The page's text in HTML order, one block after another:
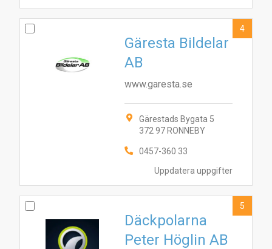
Uppdatera uppgifter
Gäresta Bildelar
AB
www.garesta.se
Gärestads Bygata 5
372 97 RONNEBY
0457-360 33
4
Däckpolarna
Peter Höglin AB
5